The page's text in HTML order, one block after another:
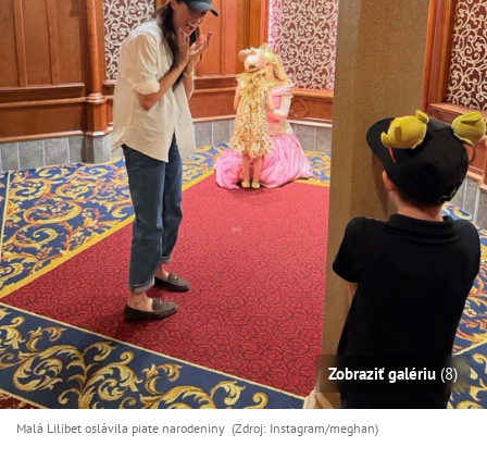
Zobraziť galériu (8)
Malá Lilibet oslávila piate narodeniny (Zdroj: Instagram/meghan)